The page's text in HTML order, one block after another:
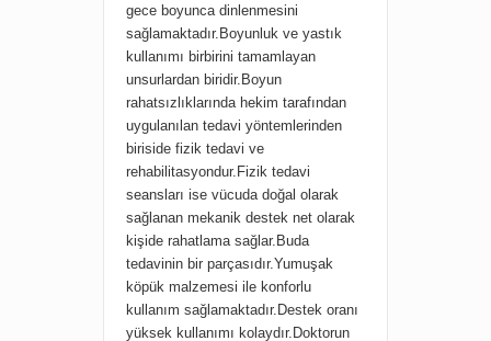
gece boyunca dinlenmesini
sağlamaktadır.Boyunluk ve yastık
kullanımı birbirini tamamlayan
unsurlardan biridir.Boyun
rahatsızlıklarında hekim tarafından
uygulanılan tedavi yöntemlerinden
biriside fizik tedavi ve
rehabilitasyondur.Fizik tedavi
seansları ise vücuda doğal olarak
sağlanan mekanik destek net olarak
kişide rahatlama sağlar.Buda
tedavinin bir parçasıdır.Yumuşak
köpük malzemesi ile konforlu
kullanım sağlamaktadır.Destek oranı
yüksek kullanımı kolaydır.Doktorun